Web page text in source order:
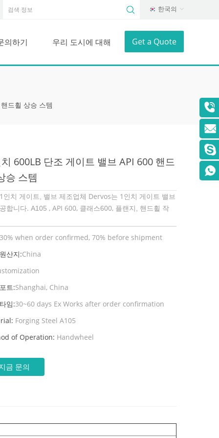
한국의
Get a Quote
의하기 우리 도시에 대해
드휠 상승 스템
600LB 단조 게이트 밸브 API 600 핸드
승 스템
인치 게이트 밸브 제조업체 Dervos는 1인치 게이트 밸브
합니다. A105 , API 600, 클래스600, 플랜지, 핸드휠 작
30% when order confirmed, 70% before shipment
산지:China
트:Shanghai, China
임:30~60 days Ex Works after order confirmation
Forging Steel A105
of Operation: Handwheel
금 문의